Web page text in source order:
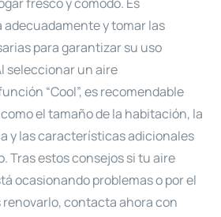
y tomar las
para garantizar su uso
seleccionar un aire
“Cool”, es recomendable
el tamaño de la habitación, la
y las características adicionales
Tras estos consejos si tu aire
ocasionando problemas o por el
contacta ahora con